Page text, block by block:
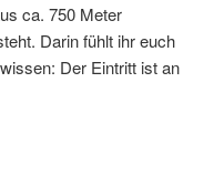
ca. 750 Meter
Darin fühlt ihr euch
Der Eintritt ist an